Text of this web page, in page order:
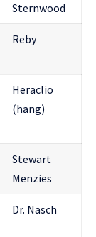
Sternwood
Reby
Heraclio
(hang)
Stewart
Menzies
Dr. Nasch